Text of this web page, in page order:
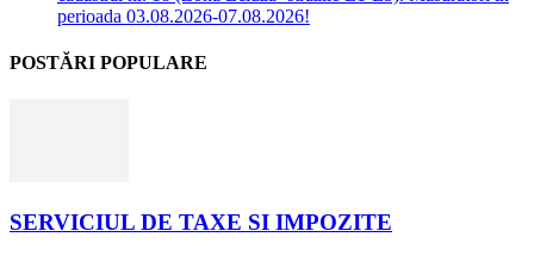
perioada 03.08.2026-07.08.2026!
POSTĂRI POPULARE
SERVICIUL DE TAXE SI IMPOZITE